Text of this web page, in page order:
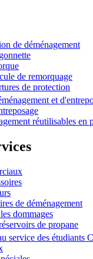
de déménagement
de remorquage
de protection
et
réutilisables en
de déménagement
dommages
de propane
service des étudiants